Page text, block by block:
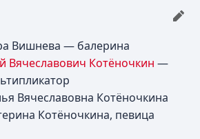
Вишнева — балерина
Вячеславович Котёночкин —
Вячеславовна Котёночкина
Котёночкина, певица